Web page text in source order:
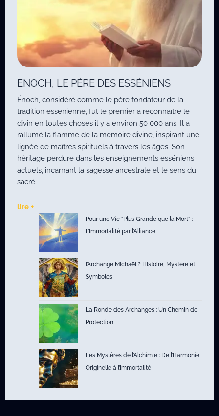
ENOCH, LE PÉRE DES ESSÉNIENS
Énoch, considéré comme le père fondateur de la
tradition essénienne, fut le premier à reconnaître le
divin en toutes choses il y a environ 50 000 ans. Il a
rallumé la flamme de la mémoire divine, inspirant une
lignée de maîtres spirituels à travers les âges. Son
héritage perdure dans les enseignements esséniens
actuels, incarnant la sagesse ancestrale et le sens du
sacré.
lire +
Pour une Vie “Plus Grande que la Mort” :
L’Immortalité par l’Alliance
l’Archange Michaël ? Histoire, Mystère et
Symboles
La Ronde des Archanges : Un Chemin de
Protection
Les Mystères de l’Alchimie : De l’Harmonie
Originelle à l’Immortalité